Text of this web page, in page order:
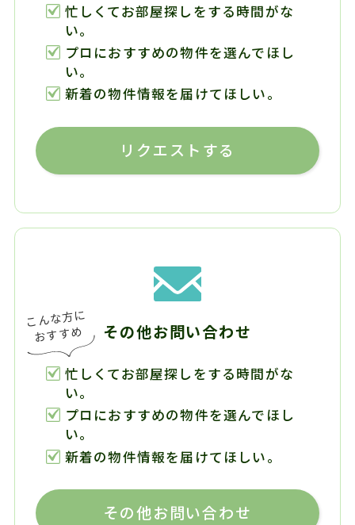
忙しくてお部屋探しをする時間がな
い。
プロにおすすめの物件を選んでほし
い。
新着の物件情報を届けてほしい。
リクエストする
その他お問い合わせ
忙しくてお部屋探しをする時間がな
い。
プロにおすすめの物件を選んでほし
い。
新着の物件情報を届けてほしい。
その他お問い合わせ